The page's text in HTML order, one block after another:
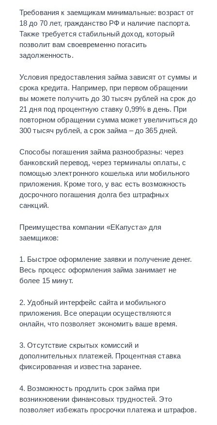
Требования к заемщикам минимальные: возраст от
18 до 70 лет, гражданство РФ и наличие паспорта.
Также требуется стабильный доход, который
позволит вам своевременно погасить
задолженность.
Условия предоставления займа зависят от суммы и
срока кредита. Например, при первом обращении
вы можете получить до 30 тысяч рублей на срок до
21 дня под процентную ставку 0,99% в день. При
повторном обращении сумма может увеличиться до
300 тысяч рублей, а срок займа – до 365 дней.
Способы погашения займа разнообразны: через
банковский перевод, через терминалы оплаты, с
помощью электронного кошелька или мобильного
приложения. Кроме того, у вас есть возможность
досрочного погашения долга без штрафных
санкций.
Преимущества компании «ЕКапуста» для
заемщиков:
1. Быстрое оформление заявки и получение денег.
Весь процесс оформления займа занимает не
более 15 минут.
2. Удобный интерфейс сайта и мобильного
приложения. Все операции осуществляются
онлайн, что позволяет экономить ваше время.
3. Отсутствие скрытых комиссий и
дополнительных платежей. Процентная ставка
фиксированная и известна заранее.
4. Возможность продлить срок займа при
возникновении финансовых трудностей. Это
позволяет избежать просрочки платежа и штрафов.